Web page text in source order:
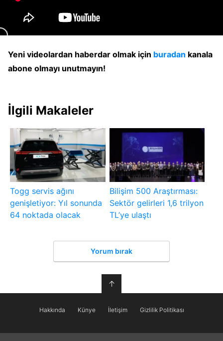
Yeni videolardan haberdar olmak için buradan kanala
abone olmayı unutmayın!
İlgili Makaleler
Togg servis ağını
genişletiyor: Yıl sonunda
64 noktada olacak
Bilişim 500 Araştırması:
Sektör gelirleri 1,6 trilyon
TL’ye ulaştı
Yorum bırak
↑
Hakkında Künye İletişim Gizlilik Politikası